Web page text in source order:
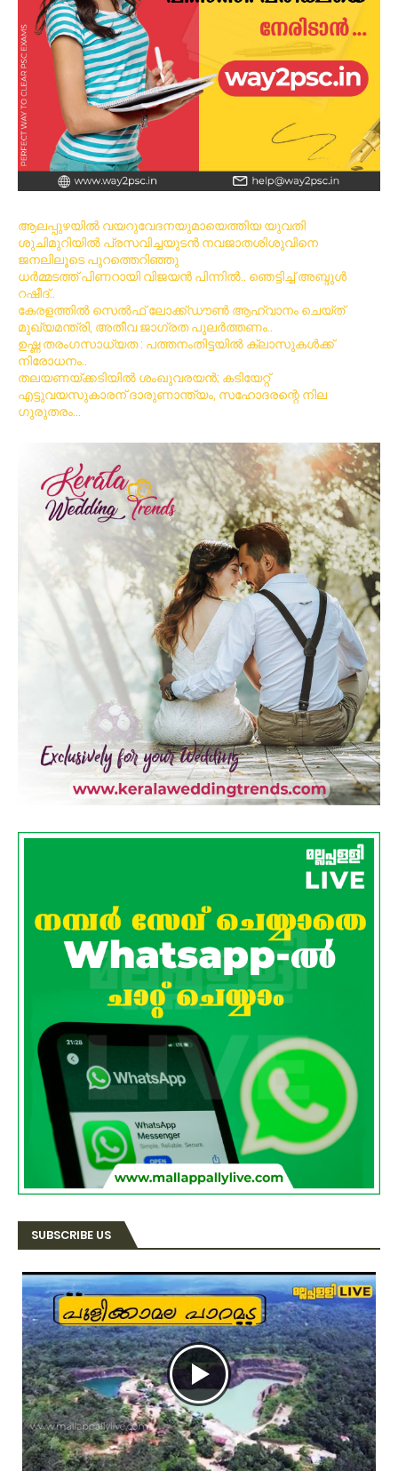
ആലപ്പുഴയിൽ വയറുവേദനയുമായെത്തിയ യുവതി
ശുചിമുറിയിൽ പ്രസവിച്ചയുടൻ നവജാതശിശുവിനെ
ജനലിലൂടെ പുറത്തെറിഞ്ഞു
ധര്‍മ്മടത്ത് പിണറായി വിജയന്‍ പിന്നില്‍.. ഞെട്ടിച്ച് അബ്ദുൾ
റഷീദ്..
കേരളത്തിൽ സെൽഫ് ലോക്ക്ഡൗൺ ആഹ്വാനം ചെയ്ത്
മുഖ്യമന്ത്രി, അതീവ ജാഗ്രത പുലർത്തണം..
ഉഷ്ണ തരംഗസാധ്യത : പത്തനംതിട്ടയില്‍ ക്ലാസുകള്‍ക്ക്
നിരോധനം..
തലയണയ്ക്കടിയില്‍ ശംഖുവരയന്‍; കടിയേറ്റ്
എട്ടുവയസുകാരന് ദാരുണാന്ത്യം, സഹോദരന്റെ നില
ഗുരുതരം…
SUBSCRIBE US